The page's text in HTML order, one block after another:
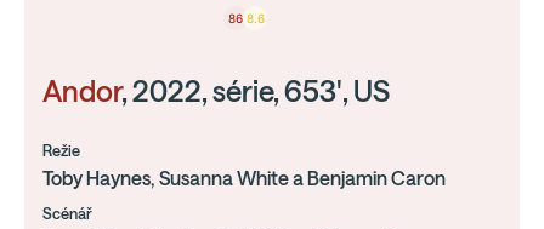
86 8.6
Andor, 2022, série, 653', US
Režie
Toby Haynes, Susanna White a Benjamin Caron
Scénář